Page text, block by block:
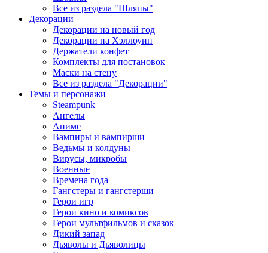
Все из раздела "Шляпы"
Декорации
Декорации на новый год
Декорации на Хэллоуин
Держатели конфет
Комплекты для постановок
Маски на стену
Все из раздела "Декорации"
Темы и персонажи
Steampunk
Ангелы
Аниме
Вампиры и вампирши
Ведьмы и колдуны
Вирусы, микробы
Военные
Времена года
Гангстеры и гангстерши
Герои игр
Герои кино и комиксов
Герои мультфильмов и сказок
Дикий запад
Дьяволы и Дьяволицы